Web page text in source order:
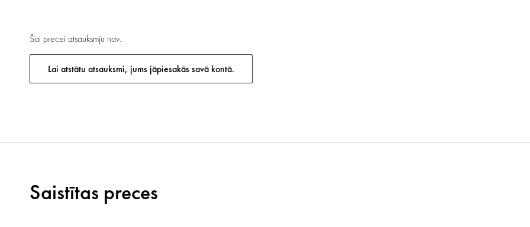
Šai precei atsauksmju nav.
Lai atstātu atsauksmi, jums jāpiesakās savā kontā.
Saistītas preces